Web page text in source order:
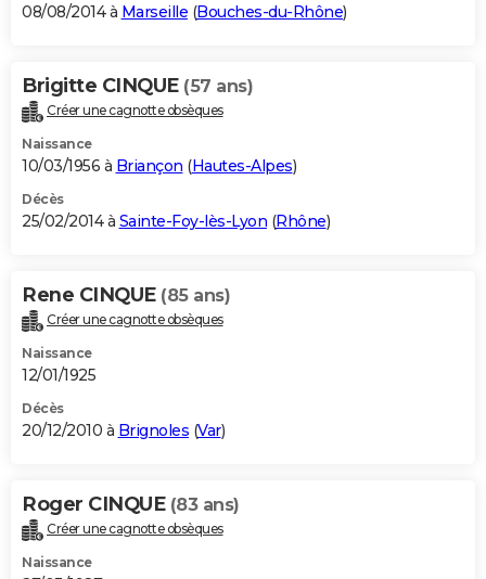
08/08/2014 à Marseille (Bouches-du-Rhône)
Brigitte CINQUE (57 ans)
Créer une cagnotte obsèques
Naissance
10/03/1956 à Briançon (Hautes-Alpes)
Décès
25/02/2014 à Sainte-Foy-lès-Lyon (Rhône)
Rene CINQUE (85 ans)
Créer une cagnotte obsèques
Naissance
12/01/1925
Décès
20/12/2010 à Brignoles (Var)
Roger CINQUE (83 ans)
Créer une cagnotte obsèques
Naissance